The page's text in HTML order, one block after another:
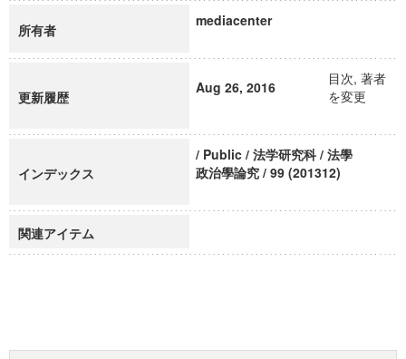
所有者
mediacenter
更新履歴
Aug 26, 2016
目次, 著者
を変更
インデックス
/ Public / 法学研究科 / 法學
政治學論究 / 99 (201312)
関連アイテム